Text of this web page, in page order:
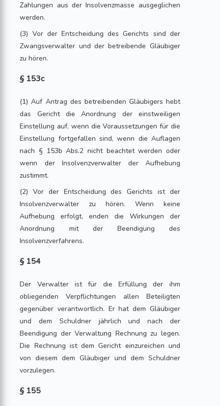
Zahlungen aus der Insolvenzmasse ausgeglichen
werden.
(3) Vor der Entscheidung des Gerichts sind der
Zwangsverwalter und der betreibende Gläubiger
zu hören.
§ 153c
(1) Auf Antrag des betreibenden Gläubigers hebt
das Gericht die Anordnung der einstweiligen
Einstellung auf, wenn die Voraussetzungen für die
Einstellung fortgefallen sind, wenn die Auflagen
nach § 153b Abs.2 nicht beachtet werden oder
wenn der Insolvenzverwalter der Aufhebung
zustimmt.
(2) Vor der Entscheidung des Gerichts ist der
Insolvenzverwalter zu hören. Wenn keine
Aufhebung erfolgt, enden die Wirkungen der
Anordnung mit der Beendigung des
Insolvenzverfahrens.
§ 154
Der Verwalter ist für die Erfüllung der ihm
obliegenden Verpflichtungen allen Beteiligten
gegenüber verantwortlich. Er hat dem Gläubiger
und dem Schuldner jährlich und nach der
Beendigung der Verwaltung Rechnung zu legen.
Die Rechnung ist dem Gericht einzureichen und
von diesem dem Gläubiger und dem Schuldner
vorzulegen.
§ 155